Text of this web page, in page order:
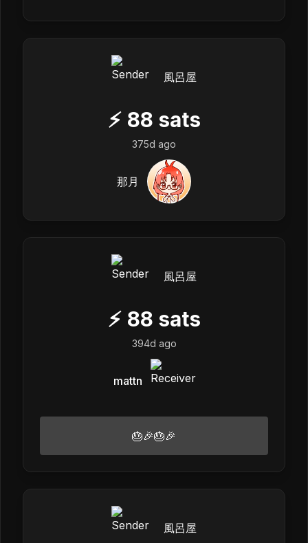
風呂屋
⚡ 88 sats
375d ago
那月
風呂屋
⚡ 88 sats
394d ago
mattn
🎂🎉🎂🎉
風呂屋